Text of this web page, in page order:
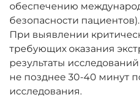
обеспечению
безопасности пациентов).
При выявлении
требующих оказания
результаты
не позднее 30-40 минут
исследования.